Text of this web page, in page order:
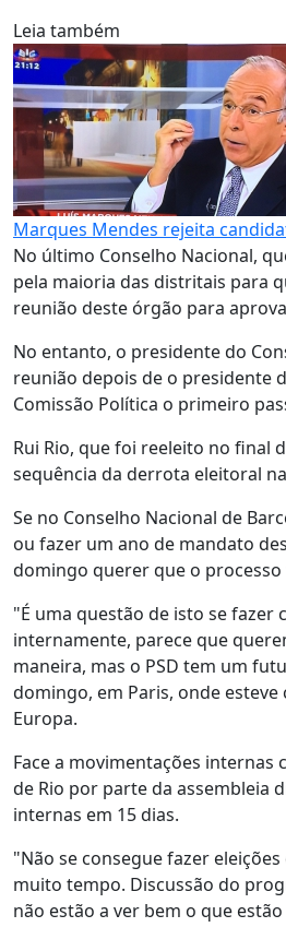
Leia também
Marques Mendes rejeita
No último Conselho Nacional,
pela maioria das distritais para
reunião deste órgão para
No entanto, o presidente do
reunião depois de o presidente
Comissão Política o primeiro
Rui Rio, que foi reeleito no final
sequência da derrota eleitoral
Se no Conselho Nacional de
ou fazer um ano de mandato
domingo querer que o
"É uma questão de isto se
internamente, parece que
maneira, mas o PSD tem um
domingo, em Paris, onde
Europa.
Face a movimentações
de Rio por parte da assembleia
internas em 15 dias.
"Não se consegue fazer
muito tempo. Discussão do
não estão a ver bem o que